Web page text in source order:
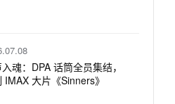
魂：DPA 话筒全员集结，
IMAX 大片《Sinners》